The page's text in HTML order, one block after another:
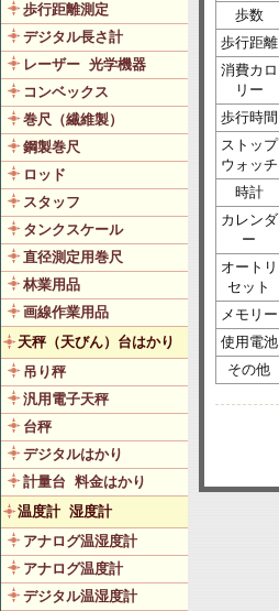
歩行距離測定
デジタル長さ計
レーザー 光学機器
コンベックス
巻尺（繊維製）
鋼製巻尺
ロッド
スタッフ
タンクスケール
直径測定用巻尺
林業用品
画線作業用品
天秤（天びん）台はかり
吊り秤
汎用電子天秤
台秤
デジタルはかり
計量台 料金はかり
温度計 湿度計
アナログ温湿度計
アナログ温度計
デジタル温湿度計
歩数
歩行距離
消費カロ
リー
歩行時間
ストップ
ウォッチ
時計
カレンダ
ー
オートリ
セット
メモリー
使用電池
その他